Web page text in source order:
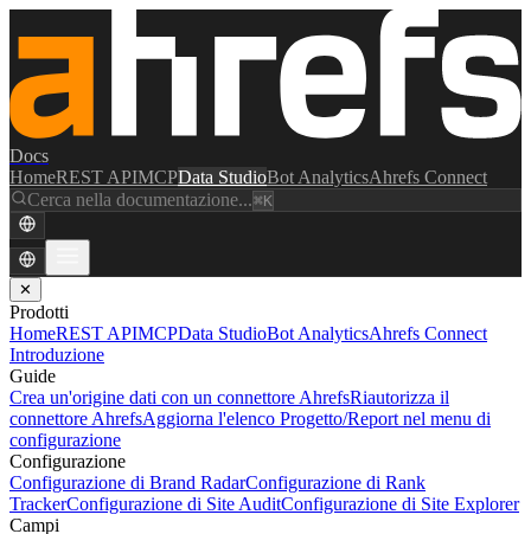
Docs
HomeREST APIMCPData StudioBot AnalyticsAhrefs Connect
Cerca nella documentazione...⌘K
✕
Prodotti
HomeREST APIMCPData StudioBot AnalyticsAhrefs Connect
Introduzione
Guide
Crea un'origine dati con un connettore AhrefsRiautorizza il
connettore AhrefsAggiorna l'elenco Progetto/Report nel menu di
configurazione
Configurazione
Configurazione di Brand RadarConfigurazione di Rank
TrackerConfigurazione di Site AuditConfigurazione di Site Explorer
Campi